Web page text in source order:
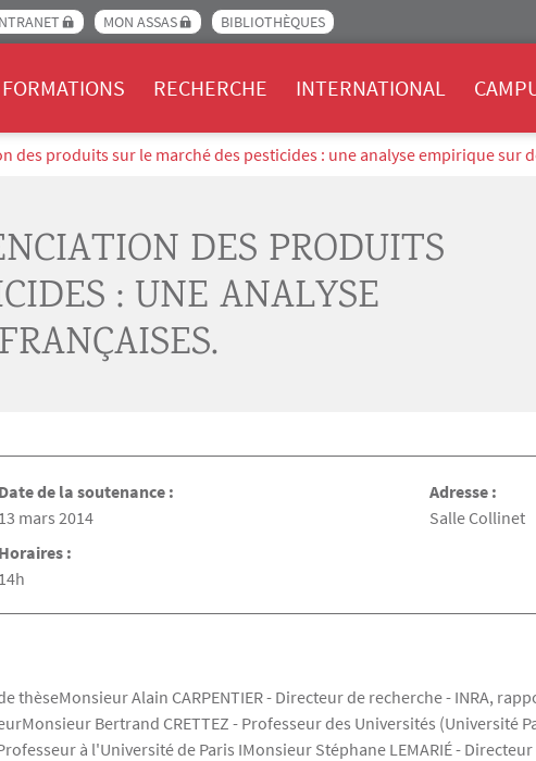
MON ASSAS BIBLIOTHÈQUES
FORMATIONS RECHERCHE INTERNATIONAL
des produits sur le marché des pesticides : une analyse empirique sur
DES PRODUITS
: UNE ANALYSE
Date de la soutenance :
Date de la soutenance
13 mars 2014
Horaires :
14h
Adresse :
Salle Collinet
thèseMonsieur Alain CARPENTIER - Directeur de recherche - INRA,
Bertrand CRETTEZ - Professeur des Universités (Université
à l'Université de Paris IMonsieur Stéphane LEMARIÉ -